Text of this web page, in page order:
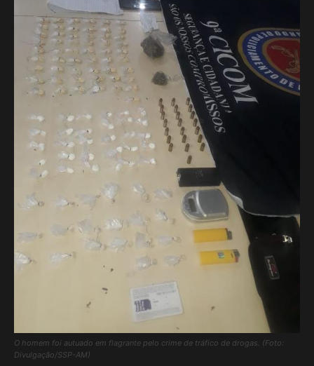
O homem foi autuado em flagrante pelo crime de tráfico de drogas. (Foto:
Divulgação/SSP-AM)